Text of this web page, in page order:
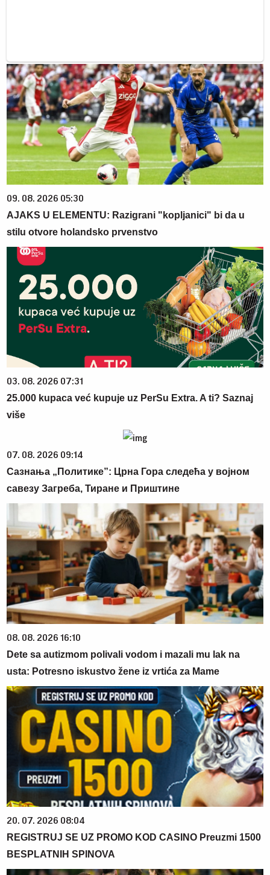
09. 08. 2026 05:30
AJAKS U ELEMENTU: Razigrani "kopljanici" bi da u
stilu otvore holandsko prvenstvo
03. 08. 2026 07:31
25.000 kupaca već kupuje uz PerSu Extra. A ti? Saznaj
više
07. 08. 2026 09:14
Сазнања „Политике”: Црна Гора следећа у војном
савезу Загреба, Тиране и Приштине
08. 08. 2026 16:10
Dete sa autizmom polivali vodom i mazali mu lak na
usta: Potresno iskustvo žene iz vrtića za Mame
20. 07. 2026 08:04
REGISTRUJ SE UZ PROMO KOD CASINO Preuzmi 1500
BESPLATNIH SPINOVA